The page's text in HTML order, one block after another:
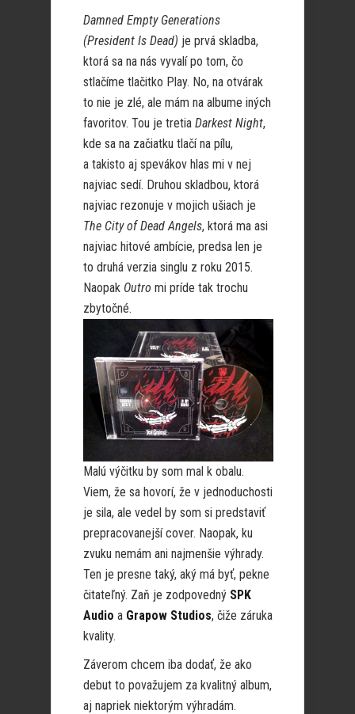
Damned Empty Generations
(President Is Dead) je prvá skladba,
ktorá sa na nás vyvalí po tom, čo
stlačíme tlačitko Play. No, na otvárak
to nie je zlé, ale mám na albume iných
favoritov. Tou je tretia Darkest Night,
kde sa na začiatku tlačí na pílu,
a takisto aj spevákov hlas mi v nej
najviac sedí. Druhou skladbou, ktorá
najviac rezonuje v mojich ušiach je
The City of Dead Angels, ktorá ma asi
najviac hitové ambície, predsa len je
to druhá verzia singlu z roku 2015.
Naopak Outro mi príde tak trochu
zbytočné.
Malú výčitku by som mal k obalu.
Viem, že sa hovorí, že v jednoduchosti
je sila, ale vedel by som si predstaviť
prepracovanejší cover. Naopak, ku
zvuku nemám ani najmenšie výhrady.
Ten je presne taký, aký má byť, pekne
čitateľný. Zaň je zodpovedný SPK
Audio a Grapow Studios, čiže záruka
kvality.
Záverom chcem iba dodať, že ako
debut to považujem za kvalitný album,
aj napriek niektorým výhradám.